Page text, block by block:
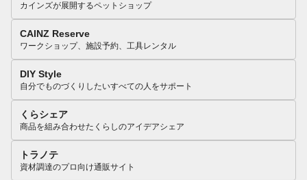
カインズが展開するペットショップ
CAINZ Reserve
ワークショップ、施設予約、工具レンタル
DIY Style
自分でものづくりしたいすべての人をサポート
くらシェア
商品を組み合わせたくらしのアイデアシェア
トラノテ
資材調達のプロ向け通販サイト